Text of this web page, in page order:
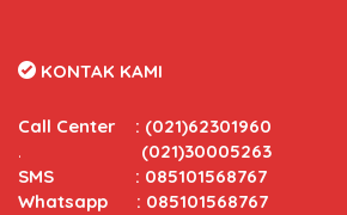
KONTAK KAMI
Call Center : (021)62301960
. (021)30005263
SMS : 085101568767
Whatsapp : 085101568767